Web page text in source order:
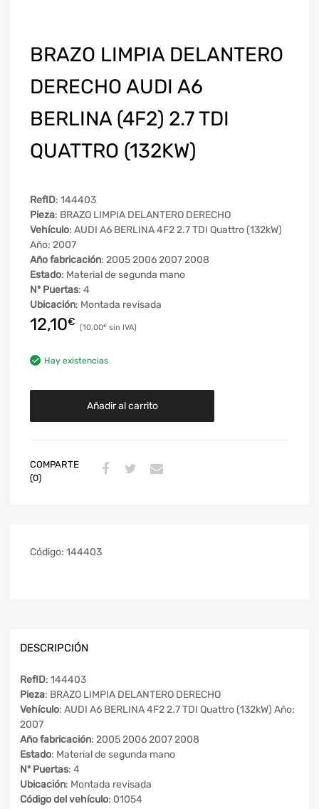
BRAZO LIMPIA DELANTERO
DERECHO AUDI A6
BERLINA (4F2) 2.7 TDI
QUATTRO (132KW)
RefID: 144403
Pieza: BRAZO LIMPIA DELANTERO DERECHO
Vehículo: AUDI A6 BERLINA 4F2 2.7 TDI Quattro (132kW)
Año: 2007
Año fabricación: 2005 2006 2007 2008
Estado: Material de segunda mano
Nº Puertas: 4
Ubicación: Montada revisada
12,10€ 10,00€
Hay existencias
Añadir al carrito
COMPARTE
(0)
Código: 144403
DESCRIPCIÓN
RefID: 144403
Pieza: BRAZO LIMPIA DELANTERO DERECHO
Vehículo: AUDI A6 BERLINA 4F2 2.7 TDI Quattro (132kW) Año:
2007
Año fabricación: 2005 2006 2007 2008
Estado: Material de segunda mano
Nº Puertas: 4
Ubicación: Montada revisada
Código del vehículo: 01054